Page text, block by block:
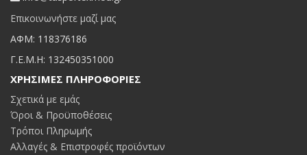
Επικοινωνήστε μαζί μας
ΑΦΜ: 118376186
Γ.Ε.Μ.Η: 132450351000
ΧΡΉΣΙΜΕΣ ΠΛΗΡΟΦΟΡΊΕΣ
Σχετικά με εμάς
Όροι & Προϋποθέσεις
Τρόποι Πληρωμής
Αλλαγές & Επιστροφές προϊόντων